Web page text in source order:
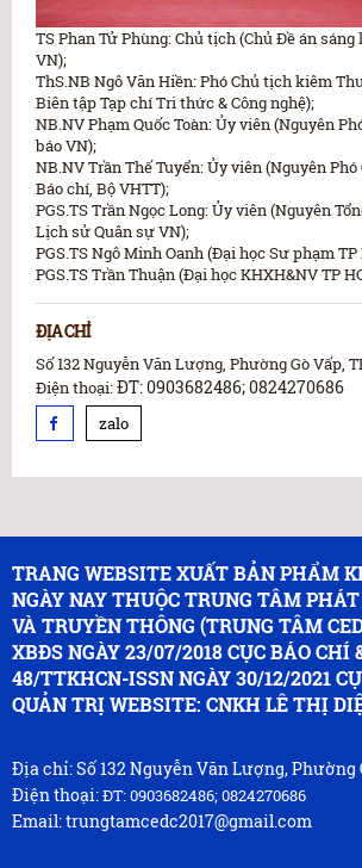
TS Phan Tử Phùng: Chủ tịch (Chủ Đề án
VN);
ThS.NB Ngô Văn Hiền: Phó Chủ tịch kiêm
Biên tập Tạp chí Tri thức & Công nghệ);
NB.NV Phạm Quốc Toàn: Ủy viên (Nguyên
báo VN);
NB.NV Trần Thế Tuyển: Ủy viên (Nguyên
Báo chí, Bộ VHTT);
PGS.TS Trần Ngọc Long: Ủy viên (Nguyên
Lịch sử Quân sự VN);
PGS.TS Ngô Minh Oanh (Đại học Sư phạm TP
PGS.TS Trần Thuận (Đại học KHXH&NV TP
ĐỊA CHỈ
Số 132 Nguyễn Văn Lượng, Phường Gò Vấp,
Điện thoại:ĐT: 0903682486; 0824270686
zalo
TRANG WEBSITE XUẤT BẢN PHẨM
NGÀY NAY THUỘC TRUNG TÂM
VÀ TRUYỀN THÔNG (TRUNG TÂM
XBĐS NGÀY 23/07/2018 CỤC BÁO CHÍ
48/TTKHCN-ISSN NGÀY 30/12/2021
QUẢN TRỊ WEBSITE: CNKH LÊ THỊ
Địa chỉ: Số 132 Nguyễn Văn Lượng, Phường
Điện thoại:ĐT: 0903682486; 0824270686
Email: trungtamcedc2017@gmail.com